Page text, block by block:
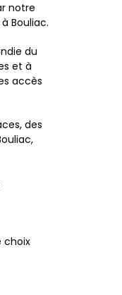
notre
Bouliac.
du
et à
accès
des
choix